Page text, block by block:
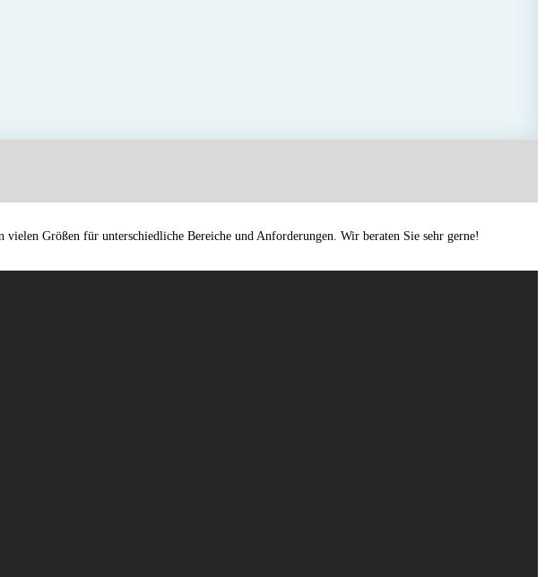
Größen für unterschiedliche Bereiche und Anforderungen. Wir beraten Sie sehr gerne!